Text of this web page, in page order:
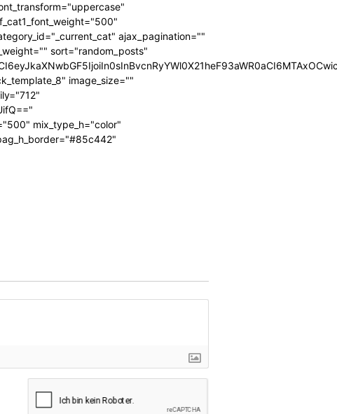
ajax_pagination=""
sort="random_posts"
image_size=""
mix_type_h="color"